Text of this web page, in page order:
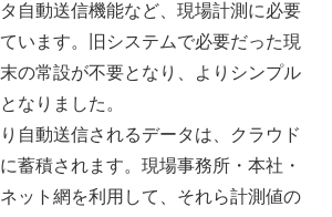
自動送信機能など、現場計測に必要
います。旧システムで必要だった現
の常設が不要となり、よりシンプル
なりました。
自動送信されるデータは、クラウド
蓄積されます。現場事務所・本社・
ット網を利用して、それら計測値の